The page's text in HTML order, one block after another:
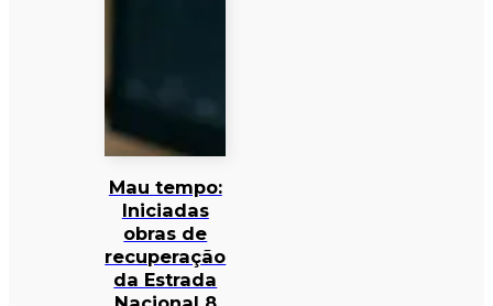
Mau tempo:
Iniciadas
obras de
recuperação
da Estrada